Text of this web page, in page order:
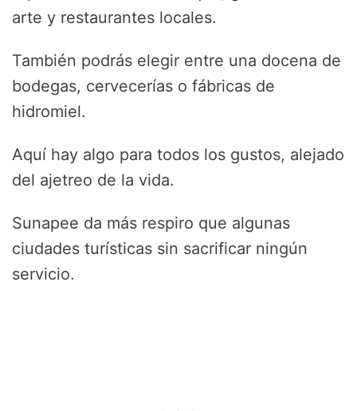
arte y restaurantes locales.
También podrás elegir entre una docena de
bodegas, cervecerías o fábricas de
hidromiel.
Aquí hay algo para todos los gustos, alejado
del ajetreo de la vida.
Sunapee da más respiro que algunas
ciudades turísticas sin sacrificar ningún
servicio.